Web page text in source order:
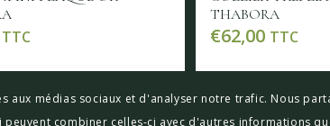
TTC
THABORA
€62,00 TTC
médias sociaux et d'analyser notre trafic. Nous
combiner celles-ci avec d'autres informations